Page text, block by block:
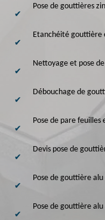
Pose de gouttières
Etanchéité gouttière
Nettoyage et pose
Débouchage de
Pose de pare
Devis pose de
Pose de gouttière alu
Pose de gouttière